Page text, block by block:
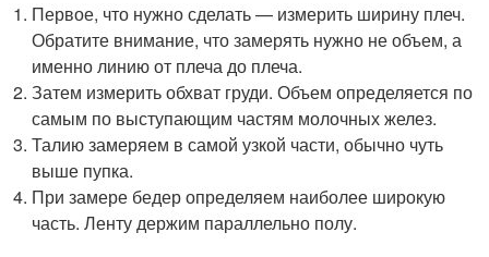
Первое, что нужно сделать — измерить ширину плеч.
Обратите внимание, что замерять нужно не объем, а
именно линию от плеча до плеча.
Затем измерить обхват груди. Объем определяется по
самым по выступающим частям молочных желез.
Талию замеряем в самой узкой части, обычно чуть
выше пупка.
При замере бедер определяем наиболее широкую
часть. Ленту держим параллельно полу.